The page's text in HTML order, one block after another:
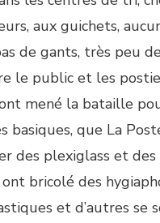
aux guichets,
de gants, très peu
le public et les
mené la bataille
basiques, que La
des plexiglass et des
bricolé des
et d’autres se